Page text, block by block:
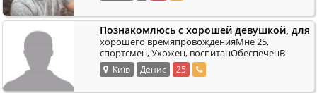
Познакомлюсь с хорошей девушкой, для
хорошего времяпровожденияМне 25,
спортсмен, Ухожен, воспитанОбеспеченВ
личную жизнь не влезаюПишите
Київ Денис 25